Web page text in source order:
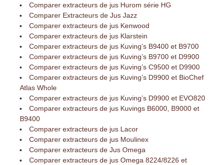
Comparer extracteurs de jus Hurom série HG
Comparer Extracteurs de Jus Jazz
Comparer extracteurs de jus Kenwood
Comparer extracteurs de jus Klarstein
Comparer extracteurs de jus Kuving’s B9400 et B9700
Comparer extracteurs de jus Kuving’s B9700 et D9900
Comparer extracteurs de jus Kuving’s C9500 et D9900
Comparer extracteurs de jus Kuving’s D9900 et BioChef
Atlas Whole
Comparer extracteurs de jus Kuving’s D9900 et EVO820
Comparer extracteurs de jus Kuvings B6000, B9000 et
B9400
Comparer extracteurs de jus Lacor
Comparer extracteurs de jus Moulinex
Comparer extracteurs de Jus Omega
Comparer extracteurs de jus Omega 8224/8226 et